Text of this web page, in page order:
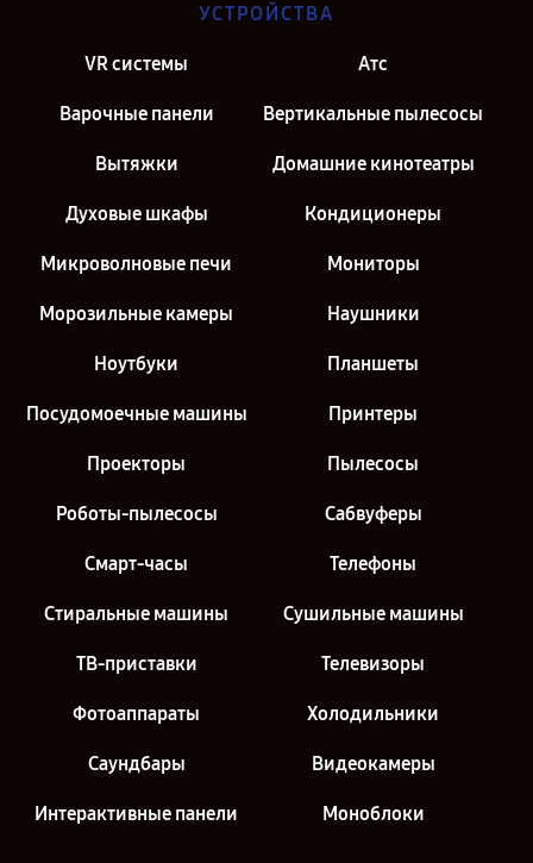
УСТРОЙСТВА
VR системы Атс
Варочные панели Вертикальные пылесосы
Вытяжки Домашние кинотеатры
Духовые шкафы Кондиционеры
Микроволновые печи Мониторы
Морозильные камеры Наушники
Ноутбуки Планшеты
Посудомоечные машины Принтеры
Проекторы Пылесосы
Роботы-пылесосы Сабвуферы
Смарт-часы Телефоны
Стиральные машины Сушильные машины
ТВ-приставки Телевизоры
Фотоаппараты Холодильники
Саундбары Видеокамеры
Интерактивные панели Моноблоки